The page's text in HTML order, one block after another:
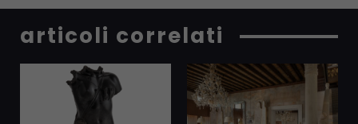
articoli correlati